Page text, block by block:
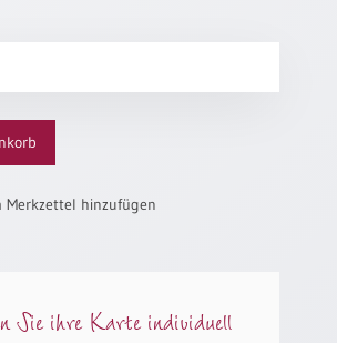
Merkzettel hinzufügen
Sie ihre Karte individuell